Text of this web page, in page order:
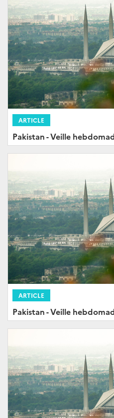
ARTICLE
Pakistan - Veille
ARTICLE
Pakistan - Veille